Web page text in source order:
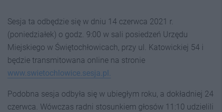
Sesja ta odbędzie się w dniu 14 czerwca 2021 r.
(poniedziałek) o godz. 9:00 w sali posiedzeń Urzędu
Miejskiego w Świętochłowicach, przy ul. Katowickiej 54 i
będzie transmitowana online na stronie
www.swietochlowice.sesja.pl.
Podobna sesja odbyła się w ubiegłym roku, a dokładniej 24
czerwca. Wówczas radni stosunkiem głosów 11:10 udzielili